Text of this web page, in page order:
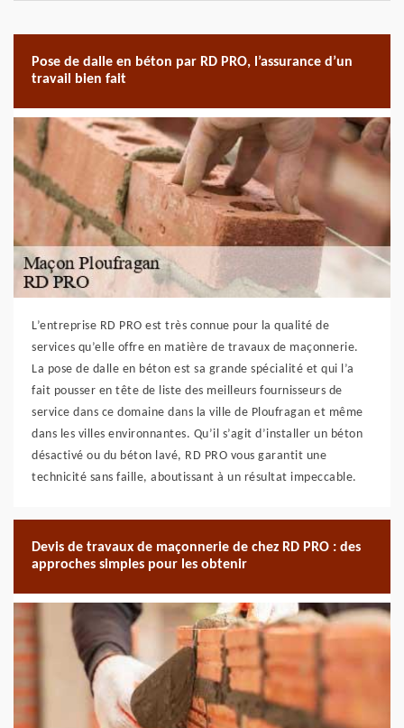
Pose de dalle en béton par RD PRO, l’assurance d’un
travail bien fait
L’entreprise RD PRO est très connue pour la qualité de
services qu’elle offre en matière de travaux de maçonnerie.
La pose de dalle en béton est sa grande spécialité et qui l’a
fait pousser en tête de liste des meilleurs fournisseurs de
service dans ce domaine dans la ville de Ploufragan et même
dans les villes environnantes. Qu’il s’agit d’installer un béton
désactivé ou du béton lavé, RD PRO vous garantit une
technicité sans faille, aboutissant à un résultat impeccable.
Devis de travaux de maçonnerie de chez RD PRO : des
approches simples pour les obtenir